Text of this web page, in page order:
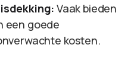
Vaak bieden
een goede
kosten.